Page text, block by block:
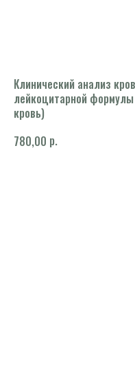
Клинический анализ
лейкоцитарной
кровь)
780,00 р.